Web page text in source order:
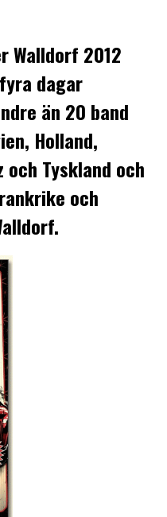
Walldorf 2012
dagar
än 20 band
Holland,
och Tyskland och
och